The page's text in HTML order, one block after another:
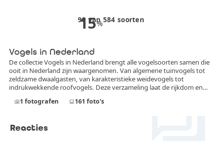
15%
90 van584 soorten
Vogels in Nederland
De collectie Vogels in Nederland brengt alle vogelsoorten samen die
ooit in Nederland zijn waargenomen. Van algemene tuinvogels tot
zeldzame dwaalgasten, van karakteristieke weidevogels tot
indrukwekkende roofvogels. Deze verzameling laat de rijkdom en
worden uitsluitend foto’s opgenomen die daadwerkelijk in
standvogel, broedvogel, doortrekker, wintergast of incidentele
photo_camera1 fotografen image 161 foto's
Reacties